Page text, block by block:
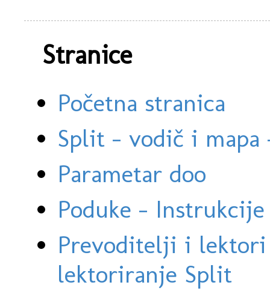
Stranice
Početna stranica
Split - vodič i
Parametar doo
Poduke -
Prevoditelji i
lektoriranje Split